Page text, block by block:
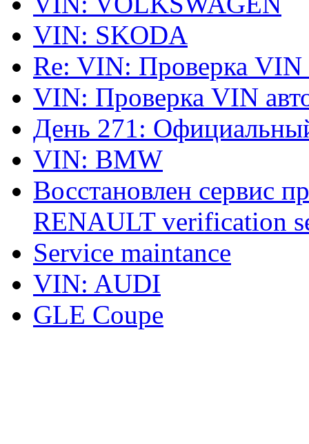
VIN: SKODA
Re: VIN: Проверка VIN
VIN: Проверка VIN
День 271:
VIN: BMW
Восстановлен сервис
RENAULT verification
Service maintance
VIN: AUDI
GLE Coupe